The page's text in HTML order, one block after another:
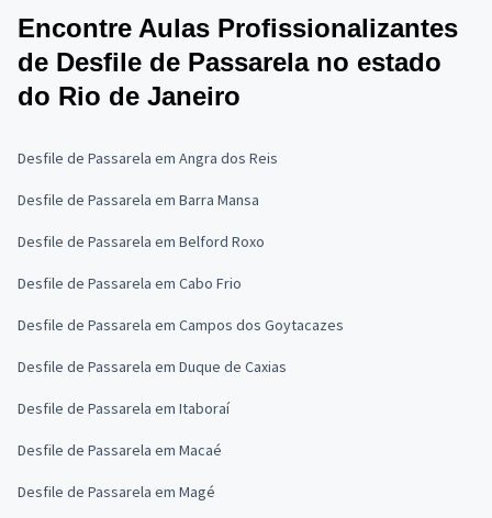
Encontre Aulas Profissionalizantes
de Desfile de Passarela no estado
do Rio de Janeiro
Desfile de Passarela em Angra dos Reis
Desfile de Passarela em Barra Mansa
Desfile de Passarela em Belford Roxo
Desfile de Passarela em Cabo Frio
Desfile de Passarela em Campos dos Goytacazes
Desfile de Passarela em Duque de Caxias
Desfile de Passarela em Itaboraí
Desfile de Passarela em Macaé
Desfile de Passarela em Magé